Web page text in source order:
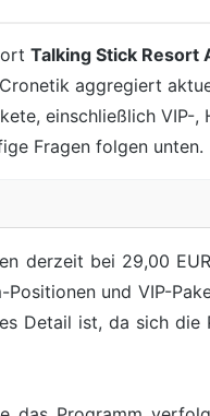
Talking Stick Resort
aggregiert
einschließlich VIP-
Fragen folgen unten.
derzeit bei 29,00
und VIP-
Detail ist, da sich die